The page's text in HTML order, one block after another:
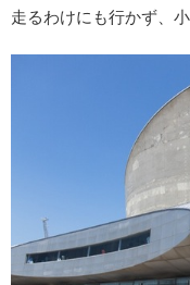
走るわけにも行かず、